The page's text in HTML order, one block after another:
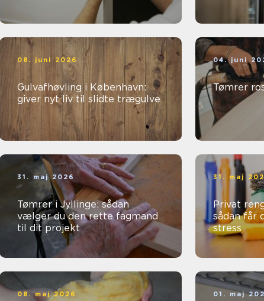
08. juni 2026
Gulvafhøvling i København:
giver nyt liv til slidte trægulve
04. juni
Tømrer
31. maj 2026
Tømrer i Jyllinge: sådan
vælger du den rette fagmand
til dit projekt
31. maj
Privat
sådan får
stress
08. maj 2026 01. maj